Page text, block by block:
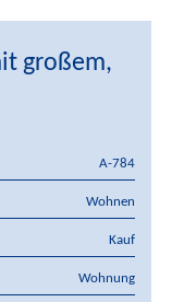
großem,
A-784
Wohnen
Kauf
Wohnung